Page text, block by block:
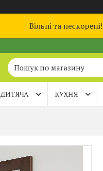
Вільні та нескорені!
ДИТЯЧА КУХНЯ